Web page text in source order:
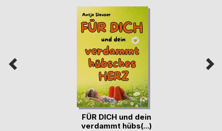
FÜR DICH und dein
verdammt hübs(...)